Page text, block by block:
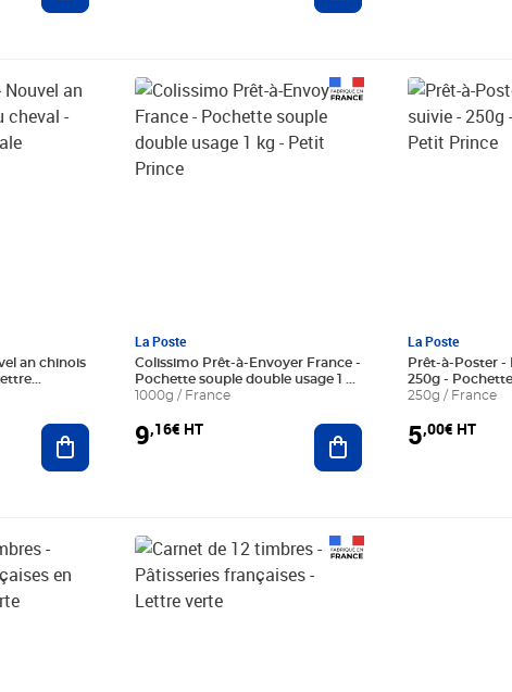
an chinois
Ajouter au panier
La Poste
Colissimo Prêt-à-Envoyer France -
Pochette souple double usage 1 kg
- Petit Prince
1000g / France
9,16€ HT
Prix 9,16€ HT
Ajouter au panier
La Poste
Prêt-à-Poster -
250g -
250g / France
5,00€ HT
Prix 5,00€ HT
Prix 18,24€ Net